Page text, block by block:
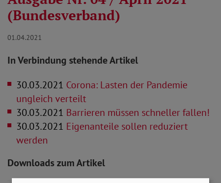
(Bundesverband)
01.04.2021
In Verbindung stehende Artikel
30.03.2021 Corona: Lasten der Pandemie
ungleich verteilt
30.03.2021 Barrieren müssen schneller fallen!
30.03.2021 Eigenanteile sollen reduziert
werden
Downloads zum Artikel